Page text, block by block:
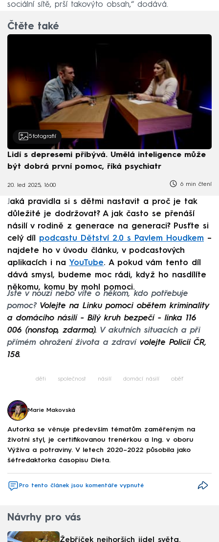
sociální sítě, prší takovýto obsah,“ dodává.
Čtěte také
5 fotografií
Lidí s depresemi přibývá. Umělá inteligence může
být dobrá první pomoc, říká psychiatr
20. led 2025, 16:00 6 min čtení
Jaká pravidla si s dětmi nastavit a proč je tak
důležité je dodržovat? A jak často se přenáší
násilí v rodině z generace na generaci? Pusťte si
celý díl podcastu Dětství 2.0 s Pavlem Houdkem –
najdete ho v úvodu článku, v podcastových
aplikacích i na YouTube. A pokud vám tento díl
dává smysl, budeme moc rádi, když ho nasdílíte
někomu, komu by mohl pomoci.
Jste v nouzi nebo víte o někom, kdo potřebuje
pomoc? Volejte na Linku pomoci obětem kriminality
a domácího násilí - Bílý kruh bezpečí - linka 116
006 (nonstop, zdarma). V akutních situacích a při
přímém ohrožení života a zdraví volejte Policii ČR,
158.
děti společnost násilí domácí násilí oběť
Marie Makovská
Autorka se věnuje především tématům zaměřeným na
životní styl, je certifikovanou trenérkou a Ing. v oboru
Výživa a potraviny. V letech 2020–⁠2022 působila jako
šéfredaktorka časopisu Dieta.
Pro tento článek jsou komentáře vypnuté
Návrhy pro vás
Žebříček nejhorších jídel světa.